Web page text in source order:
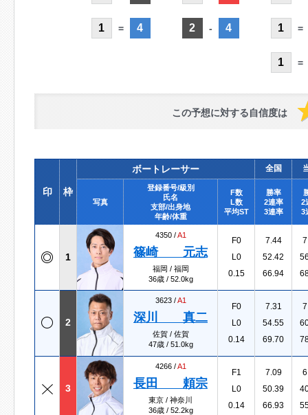
1 = 4 2 - 4 1 =
1 =
この予想に対する自信度は
印 枠
ボートレーサー 全国
写真
登録番号/級別
氏名
支部/出身地
年齢/体重
F数
L数
平均ST
勝率
2連率
3連率
2
3
1
4350 /A1
篠崎 元志
福岡 / 福岡
36歳 / 52.0kg
F0
L0
0.15
7.44
52.42
66.94
2
3623 /A1
深川 真二
佐賀 / 佐賀
47歳 / 51.0kg
F0
L0
0.14
7.31
54.55
69.70
3
4266 /A1
長田 頼宗
東京 / 神奈川
36歳 / 52.2kg
F1
L0
0.14
7.09
50.39
66.93